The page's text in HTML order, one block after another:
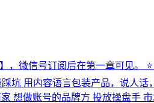
微信号订阅后在第一章可见。
用内容语言包装产品，说人话
想做账号的品牌方 投放操盘手